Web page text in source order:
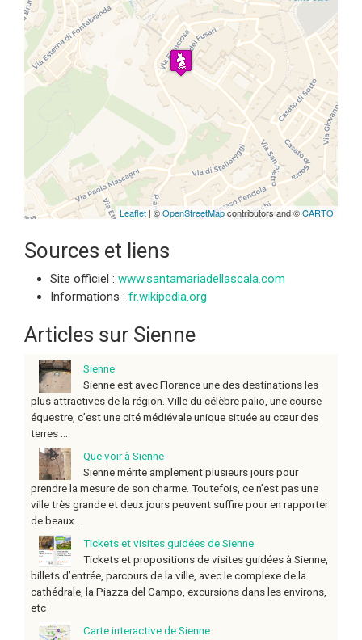
Travelers' Map is loading...
If you see this after your page is
loaded completely, leafletJS files
are missing.
Leaflet | ©OpenStreetMapcontributors and ©CARTO
Sources et liens
Site officiel : www.santamariadellascala.com
Informations : fr.wikipedia.org
Articles sur Sienne
Sienne
Sienne est avec Florence une des destinations les
plus attractives de la région. Ville du célèbre palio, une course
équestre, c’est une cité médiévale unique située au cœur des
terres ...
Que voir à Sienne
Sienne mérite amplement plusieurs jours pour
prendre la mesure de son charme. Toutefois, ce n’est pas une
ville très grande et deux jours peuvent suffire pour en rapporter
de beaux ...
Tickets et visites guidées de Sienne
Tickets et propositions de visites guidées à Sienne,
billets d’entrée, parcours de la ville, avec le complexe de la
cathédrale, la Piazza del Campo, excursions dans les environs,
etc
Carte interactive de Sienne